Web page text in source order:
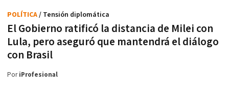
El Gobierno ratificó la distancia de Milei con
Lula, pero aseguró que mantendrá el diálogo
con Brasil
POLÍTICA/ Tensión diplomática
PoriProfesional